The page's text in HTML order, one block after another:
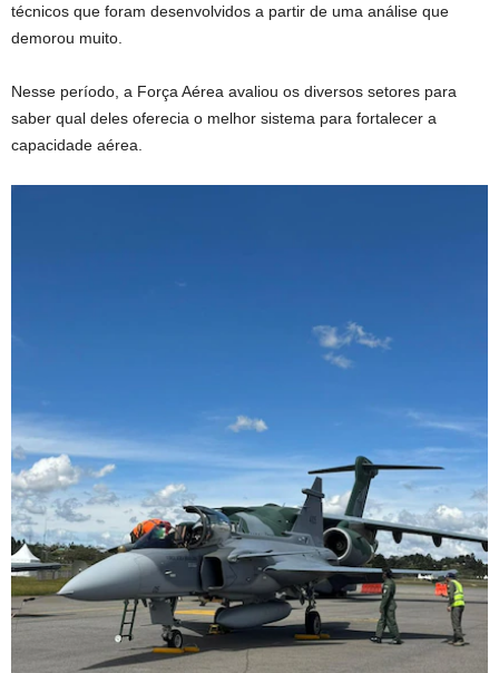
técnicos que foram desenvolvidos a partir de uma análise que
demorou muito.
Nesse período, a Força Aérea avaliou os diversos setores para
saber qual deles oferecia o melhor sistema para fortalecer a
capacidade aérea.